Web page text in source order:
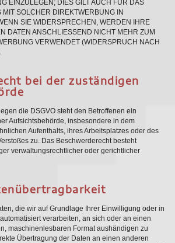
EINZULEGEN; DIES GILT AUCH FÜR DAS
MIT SOLCHER DIREKTWERBUNG IN
SIE WIDERSPRECHEN, WERDEN IHRE
DATEN ANSCHLIESSEND NICHT MEHR ZUM
VERWENDET (WIDERSPRUCH NACH
bei der zuständigen
die DSGVO steht den Betroffenen ein
Aufsichtsbehörde, insbesondere in dem
Aufenthalts, ihres Arbeitsplatzes oder des
zu. Das Beschwerderecht besteht
verwaltungsrechtlicher oder gerichtlicher
die wir auf Grundlage Ihrer Einwilligung oder in
verarbeiten, an sich oder an einen
maschinenlesbaren Format aushändigen zu
Übertragung der Daten an einen anderen